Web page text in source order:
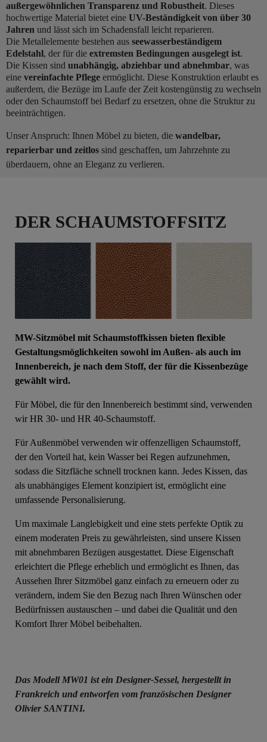
außergewöhnlichen Transparenz und Robustheit. Dieses
hochwertige Material bietet eine UV-Beständigkeit von über 30
Jahren und lässt sich im Schadensfall leicht reparieren.
Die Metallelemente bestehen aus seewasserbeständigem
Edelstahl, der für die extremsten Bedingungen ausgelegt ist.
Die Kissen sind unabhängig, abziehbar und abnehmbar, was
eine vereinfachte Pflege ermöglicht. Diese Konstruktion erlaubt es
außerdem, die Bezüge im Laufe der Zeit kostengünstig zu wechseln
oder den Schaumstoff bei Bedarf zu ersetzen, ohne die Struktur zu
beeinträchtigen.
Unser Anspruch: Ihnen Möbel zu bieten, die wandelbar,
reparierbar und zeitlos sind geschaffen, um Jahrzehnte zu
überdauern, ohne an Eleganz zu verlieren.
DER SCHAUMSTOFFSITZ
MW-Sitzmöbel mit Schaumstoffkissen bieten flexible
Gestaltungsmöglichkeiten sowohl im Außen- als auch im
Innenbereich, je nach dem Stoff, der für die Kissenbezüge
gewählt wird.
Für Möbel, die für den Innenbereich bestimmt sind, verwenden
wir HR 30- und HR 40-Schaumstoff.
Für Außenmöbel verwenden wir offenzelligen Schaumstoff,
der den Vorteil hat, kein Wasser bei Regen aufzunehmen,
sodass die Sitzfläche schnell trocknen kann. Jedes Kissen, das
als unabhängiges Element konzipiert ist, ermöglicht eine
umfassende Personalisierung.
Um maximale Langlebigkeit und eine stets perfekte Optik zu
einem moderaten Preis zu gewährleisten, sind unsere Kissen
mit abnehmbaren Bezügen ausgestattet. Diese Eigenschaft
erleichtert die Pflege erheblich und ermöglicht es Ihnen, das
Aussehen Ihrer Sitzmöbel ganz einfach zu erneuern oder zu
verändern, indem Sie den Bezug nach Ihren Wünschen oder
Bedürfnissen austauschen – und dabei die Qualität und den
Komfort Ihrer Möbel beibehalten.
Das Modell MW01 ist ein Designer-Sessel, hergestellt in
Frankreich und entworfen vom französischen Designer
Olivier SANTINI.